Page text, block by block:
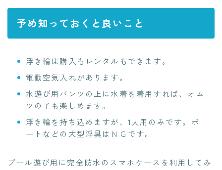
予め知っておくと良いこと
浮き輪は購入もレンタルもできます。
電動空気入れがあります。
水遊び用パンツの上に水着を着用すれば、オム
ツの子も楽しめます。
浮き輪を持ち込めますが、1人用のみです。ボ
ートなどの大型浮具はＮＧです。
プール遊び用に完全防水のスマホケースを利用してみ